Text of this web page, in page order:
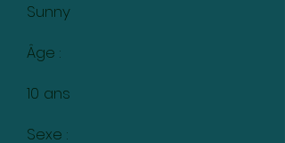
Sunny
Âge :
10 ans
Sexe :